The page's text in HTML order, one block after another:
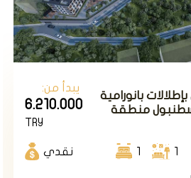
تبدأ الأسعار في هذا المشروع من 828000 ألف دولار لشقة
بانورامية
منطقة
يبدأ من:
6.210.000
TRY
1
1 نقدي